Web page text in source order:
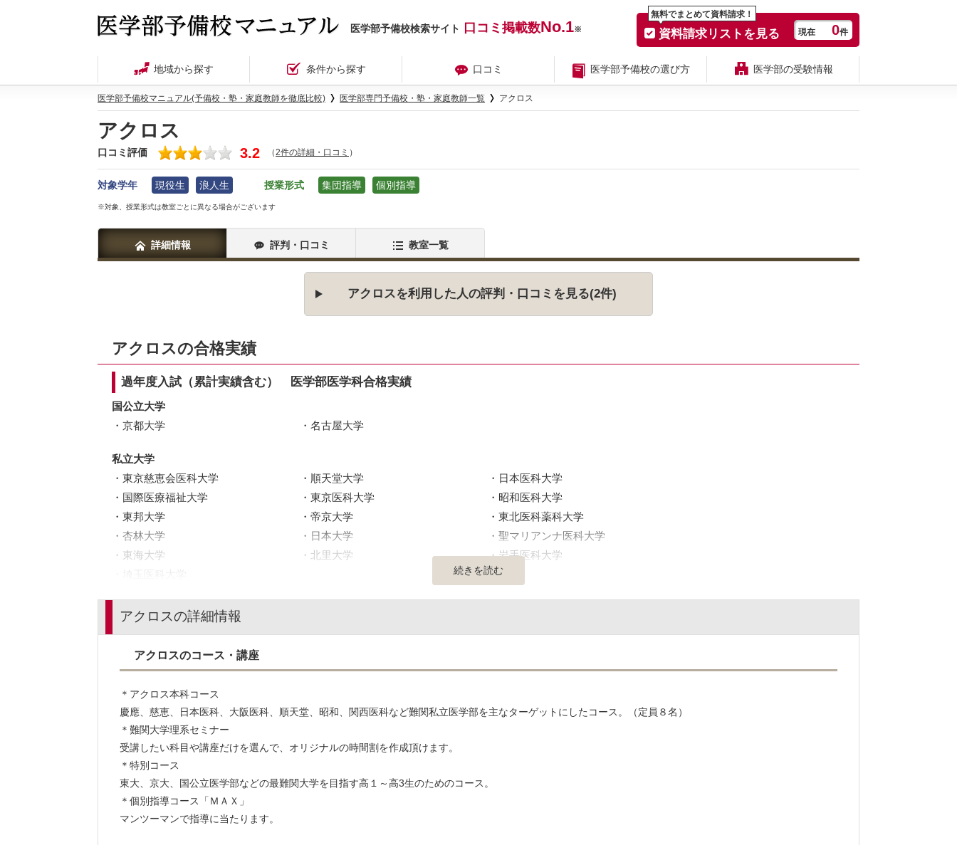
医学部予備校検索サイト 口コミ掲載数No.1※
無料でまとめて資料請求！
資料請求リストを見る 現在 0件
地域から探す 条件から探す 口コミ 医学部予備校の選び方 医学部の受験情報
医学部予備校マニュアル(予備校・塾・家庭教師を徹底比較) 医学部専門予備校・塾・家庭教師一覧 アクロス
アクロス
口コミ評価 3.2 （2件の詳細・口コミ ）
対象学年 現役生 浪人生 授業形式 集団指導 個別指導
※対象、授業形式は教室ごとに異なる場合がございます
詳細情報 評判・口コミ 教室一覧
アクロスを利用した人の評判・口コミを見る(2件)
アクロスの合格実績
過年度入試（累計実績含む） 医学部医学科合格実績
国公立大学
京都大学
名古屋大学
私立大学
東京慈恵会医科大学
順天堂大学
日本医科大学
国際医療福祉大学
東京医科大学
昭和医科大学
東邦大学
帝京大学
東北医科薬科大学
杏林大学
日本大学
聖マリアンナ医科大学
東海大学
北里大学
岩手医科大学
続きを読む
アクロスの詳細情報
アクロスのコース・講座
＊アクロス本科コース
慶應、慈恵、日本医科、大阪医科、順天堂、昭和、関西医科など難関私立医学部を主なターゲットにしたコース。（定員８名）
＊難関大学理系セミナー
受講したい科目や講座だけを選んで、オリジナルの時間割を作成頂けます。
＊特別コース
東大、京大、国公立医学部などの最難関大学を目指す高１～高3生のためのコース。
＊個別指導コース「ＭＡＸ」
マンツーマンで指導に当たります。